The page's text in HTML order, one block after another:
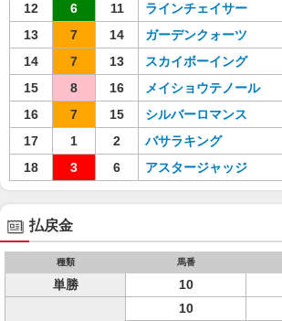
12
6 11 ラインチェイサー
13
7 14 ガーデンクォーツ
14
7 13 スカイボーイング
15
8 16 メイショウテノール
16
7 15 シルバーロマンス
17
1 2 バサラキング
18
3 6 アスタージャッジ
払戻金
種類 馬番
単勝 10
10